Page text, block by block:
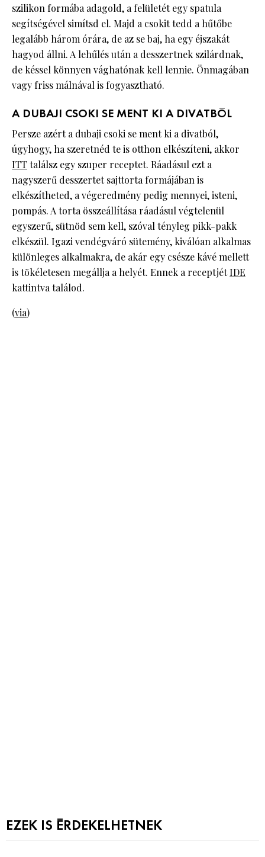
szilikon formába adagold, a felületét egy spatula
segítségével simítsd el. Majd a csokit tedd a hűtőbe
legalább három órára, de az se baj, ha egy éjszakát
hagyod állni. A lehűlés után a desszertnek szilárdnak,
de késsel könnyen vághatónak kell lennie. Önmagában
vagy friss málnával is fogyasztható.
A DUBAJI CSOKI SE MENT KI A DIVATBÓL
Persze azért a dubaji csoki se ment ki a divatból,
úgyhogy, ha szeretnéd te is otthon elkészíteni, akkor
ITT találsz egy szuper receptet. Ráadásul ezt a
nagyszerű desszertet sajttorta formájában is
elkészítheted, a végeredmény pedig mennyei, isteni,
pompás. A torta összeállítása ráadásul végtelenül
egyszerű, sütnöd sem kell, szóval tényleg pikk-pakk
elkészül. Igazi vendégváró sütemény, kiválóan alkalmas
különleges alkalmakra, de akár egy csésze kávé mellett
is tökéletesen megállja a helyét. Ennek a receptjétIDE
kattintva találod.
(via)
EZEK IS ÉRDEKELHETNEK